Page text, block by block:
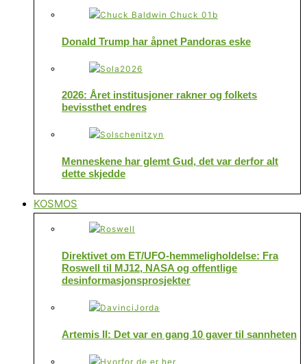
Donald Trump har åpnet Pandoras eske
2026: Året institusjoner rakner og folkets
bevissthet endres
Menneskene har glemt Gud, det var derfor alt
dette skjedde
KOSMOS
Direktivet om ET/UFO-hemmeligholdelse: Fra
Roswell til MJ12, NASA og offentlige
desinformasjonsprosjekter
Artemis II: Det var en gang 10 gaver til sannheten